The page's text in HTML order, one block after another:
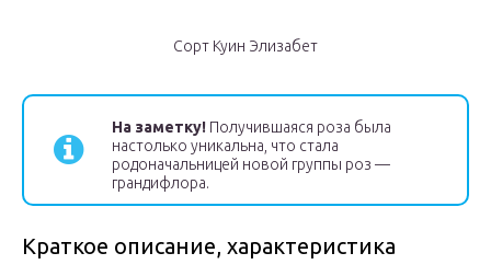
Сорт Куин Элизабет
На заметку! Получившаяся роза была
настолько уникальна, что стала
родоначальницей новой группы роз —
грандифлора.
Краткое описание, характеристика